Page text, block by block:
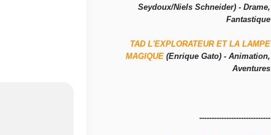
Seydoux/Niels Schneider) - Drame,
Fantastique
TAD L'EXPLORATEUR ET LA LAMPE
MAGIQUE (Enrique Gato) - Animation,
Aventures
-----------------------------